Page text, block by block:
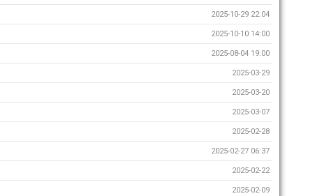
2025-10-29 22:04
2025-10-10 14:00
2025-08-04 19:00
2025-03-29
2025-03-20
2025-03-07
2025-02-28
2025-02-27 06:37
2025-02-22
2025-02-09